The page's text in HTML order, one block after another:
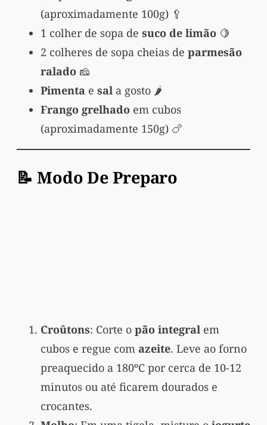
(aproximadamente 100g) 🥄
1 colher de sopa de suco de limão 🍋
2 colheres de sopa cheias de parmesão
ralado 🧀
Pimenta e sal a gosto 🌶️
Frango grelhado em cubos
(aproximadamente 150g) 🍗
📝 Modo De Preparo
Croûtons: Corte o pão integral em
cubos e regue com azeite. Leve ao forno
preaquecido a 180ºC por cerca de 10-12
minutos ou até ficarem dourados e
crocantes.